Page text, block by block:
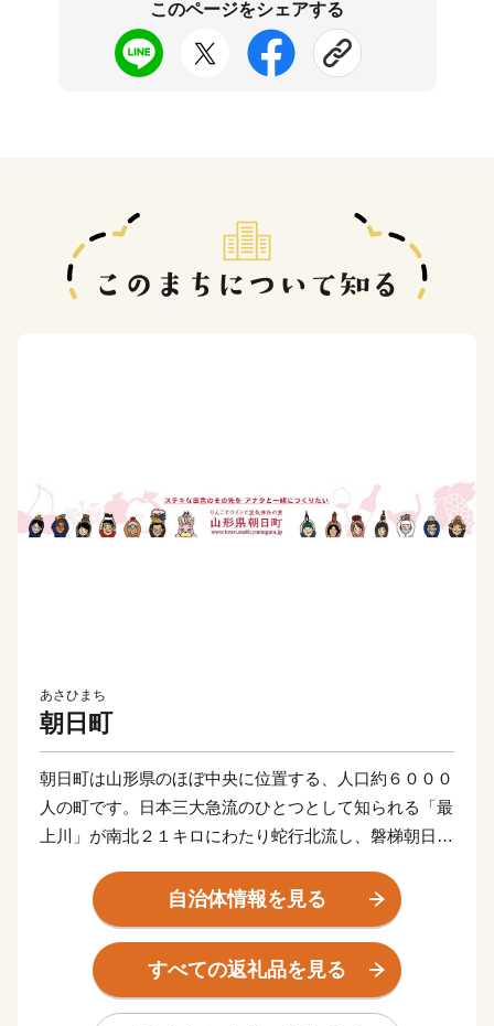
このページをシェアする
あさひまち
朝日町
朝日町は山形県のほぼ中央に位置する、人口約６０００
人の町です。日本三大急流のひとつとして知られる「最
上川」が南北２１キロにわたり蛇行北流し、磐梯朝日国
める、自然豊かなところです。
最上川の両岸に沿った河岸段丘は、果樹栽培に適した肥
沃な土地で、１３０年以上の栽培歴を持つりんごは町の
シンボルとなっています。そのほかにも、良質なブドウ
自治体情報を見る
すべての返礼品を見る